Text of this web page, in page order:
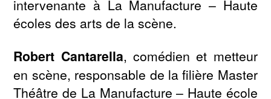
intervenante à La Manufacture – Haute
écoles des arts de la scène.
Robert Cantarella, comédien et metteur
en scène, responsable de la filière Master
Théâtre de La Manufacture – Haute école